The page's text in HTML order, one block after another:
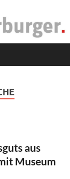
aus
Museum